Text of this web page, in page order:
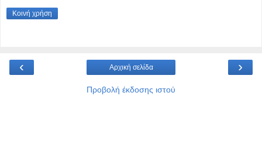
Κοινή χρήση
‹ ›
Αρχική σελίδα
Προβολή έκδοσης ιστού